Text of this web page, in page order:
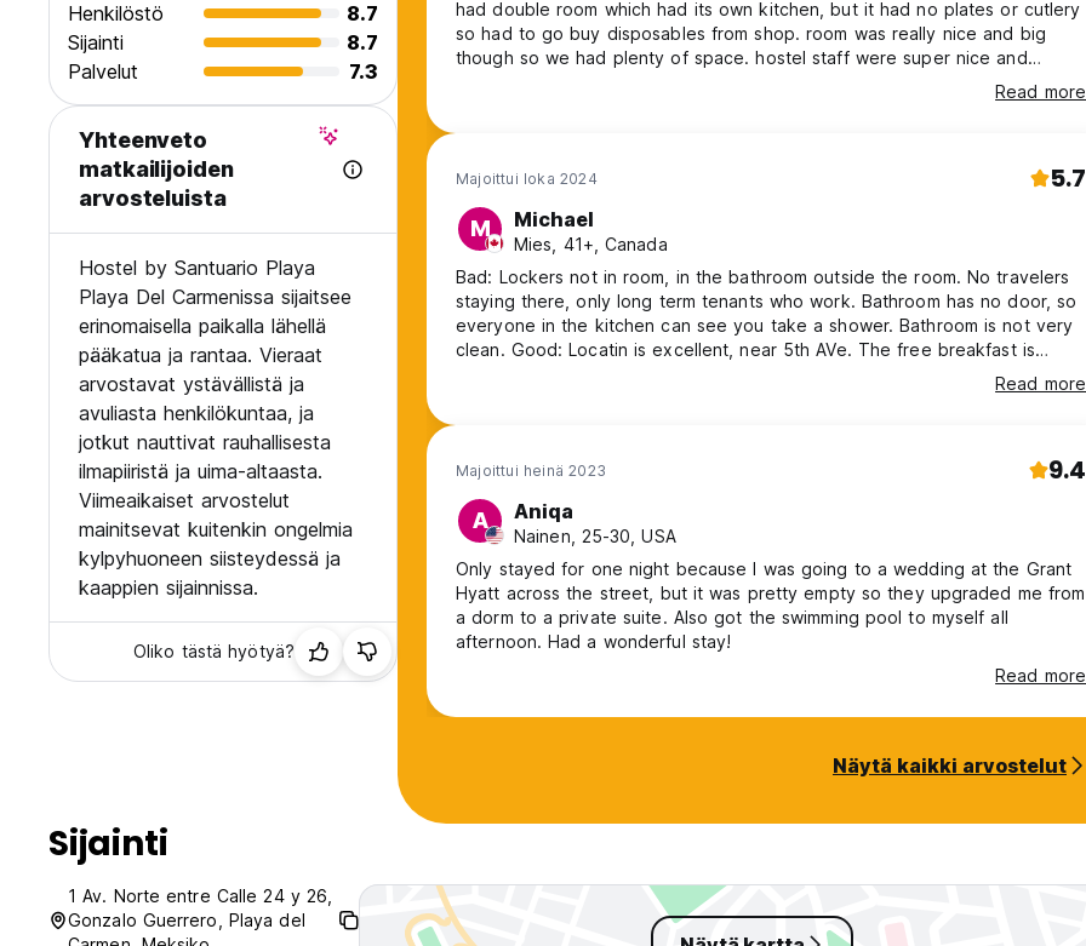
Henkilöstö
8.7
Sijainti
8.7
Palvelut
7.3
Yhteenveto
matkailijoiden
arvosteluista
Hostel by Santuario Playa
Playa Del Carmenissa sijaitsee
erinomaisella paikalla lähellä
pääkatua ja rantaa. Vieraat
arvostavat ystävällistä ja
avuliasta henkilökuntaa, ja
jotkut nauttivat rauhallisesta
ilmapiiristä ja uima-altaasta.
Viimeaikaiset arvostelut
mainitsevat kuitenkin ongelmia
kylpyhuoneen siisteydessä ja
kaappien sijainnissa.
Oliko tästä hyötyä?
had double room which had its own kitchen, but it had no plates or cutlery
so had to go buy disposables from shop. room was really nice and big
though so we had plenty of space. hostel staff were super nice and
helpful but didn't speak much English so had to use translate a few times.
Read more
Majoittui loka 2024 5.7
M Michael
Mies, 41+, Canada
Bad: Lockers not in room, in the bathroom outside the room. No travelers
staying there, only long term tenants who work. Bathroom has no door, so
everyone in the kitchen can see you take a shower. Bathroom is not very
clean. Good: Locatin is excellent, near 5th AVe. The free breakfast is
Read more
Majoittui heinä 2023 9.4
A Aniqa
Nainen, 25-30, USA
Only stayed for one night because I was going to a wedding at the Grant
Hyatt across the street, but it was pretty empty so they upgraded me from
a dorm to a private suite. Also got the swimming pool to myself all
afternoon. Had a wonderful stay!
Read more
Näytä kaikki arvostelut
Sijainti
1 Av. Norte entre Calle 24 y 26,
Gonzalo Guerrero, Playa del